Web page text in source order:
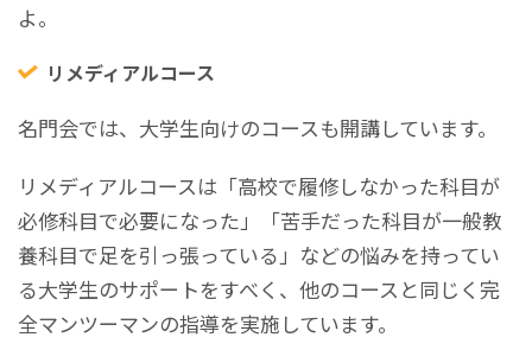
よ。
リメディアルコース
名門会では、大学生向けのコースも開講しています。
リメディアルコースは「高校で履修しなかった科目が
必修科目で必要になった」「苦手だった科目が一般教
養科目で足を引っ張っている」などの悩みを持ってい
る大学生のサポートをすべく、他のコースと同じく完
全マンツーマンの指導を実施しています。